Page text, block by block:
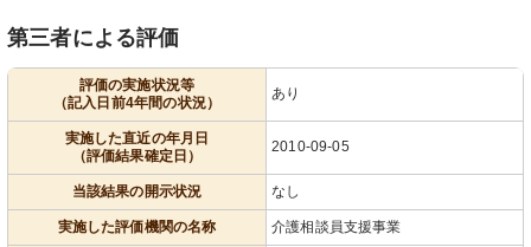
第三者による評価
評価の実施状況等
（記入日前4年間の状況）
あり
実施した直近の年月日
（評価結果確定日）
2010-09-05
当該結果の開示状況 なし
実施した評価機関の名称 介護相談員支援事業